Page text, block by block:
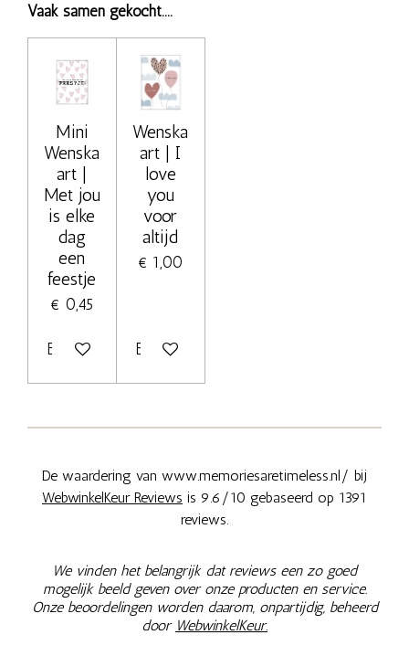
Vaak samen gekocht....
Mini
Wenska
art |
Met jou
is elke
dag
een
feestje
€ 0,45
Bekijk details
Wenska
art | I
love
you
voor
altijd
€ 1,00
Bekijk details
De waardering van www.memoriesaretimeless.nl/ bij
WebwinkelKeur Reviews is 9.6/10 gebaseerd op 1391
reviews.
We vinden het belangrijk dat reviews een zo goed
mogelijk beeld geven over onze producten en service.
Onze beoordelingen worden daarom, onpartijdig, beheerd
door WebwinkelKeur.